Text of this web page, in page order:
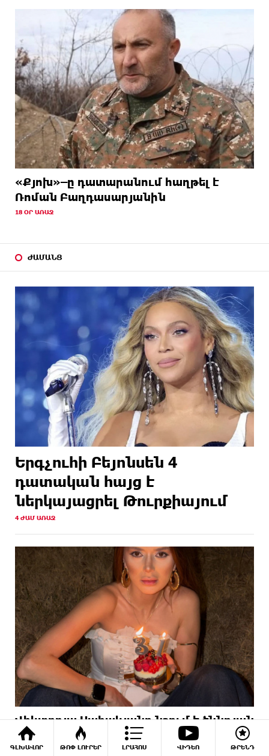
ԳԼԽԱՎՈՐ ԹՈՓ ԼՈՒՐԵՐ ԼՐԱՀՈՍ ՎԻԴԵՈ ԹՐԵՆԴ
«Քյոխ»–ը դատարանում հաղթել է
Ռոման Բաղդասարյանին
18 ՕՐ ԱՌԱՋ
ԺԱՄԱՆՑ
Երգչուհի Բեյոնսեն ​​4
դատական հայց է
ներկայացրել Թուրքիայում
4 ԺԱՄ ԱՌԱՋ
Վիկտորյա Սահակյանը նշում է ծննդյան
31-ամյակը
2 ՕՐ ԱՌԱՋ